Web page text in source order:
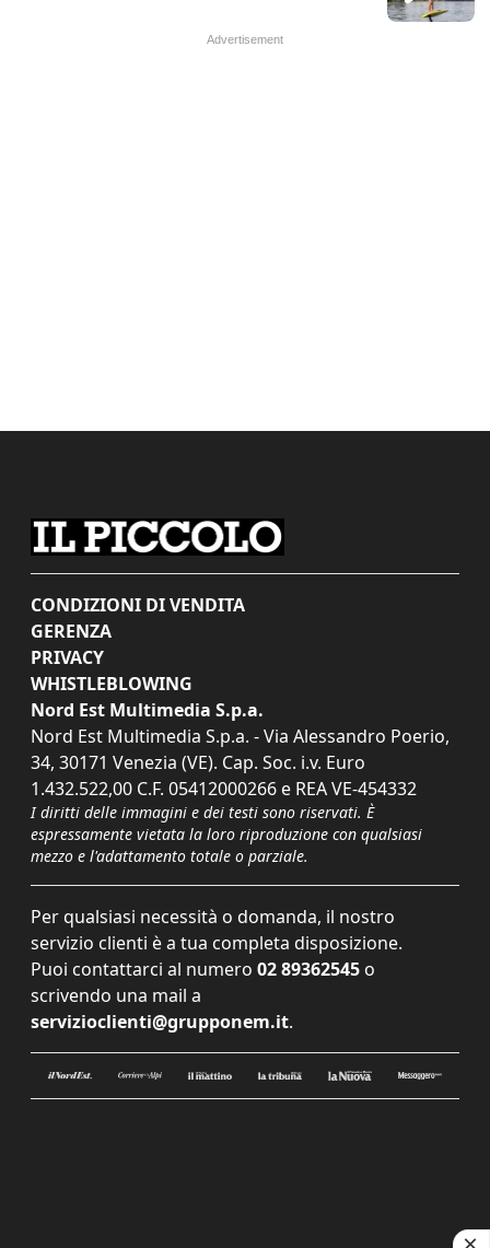
CONDIZIONI DI VENDITA
GERENZA
PRIVACY
WHISTLEBLOWING
Nord Est Multimedia S.p.a.
Nord Est Multimedia S.p.a. - Via Alessandro Poerio,
34, 30171 Venezia (VE). Cap. Soc. i.v. Euro
1.432.522,00 C.F. 05412000266 e REA VE-454332
I diritti delle immagini e dei testi sono riservati. È
espressamente vietata la loro riproduzione con qualsiasi
mezzo e l'adattamento totale o parziale.
Per qualsiasi necessità o domanda, il nostro
servizio clienti è a tua completa disposizione.
Puoi contattarci al numero 02 89362545 o
scrivendo una mail a
servizioclienti@grupponem.it.